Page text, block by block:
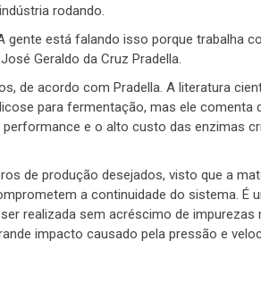
rodando.
gente está falando isso porque trabalha
Geraldo da Cruz Pradella.
de acordo com Pradella. A literatura
para fermentação, mas ele comenta
e o alto custo das enzimas
de produção desejados, visto que a
a continuidade do sistema. É
realizada sem acréscimo de impurezas
impacto causado pela pressão e